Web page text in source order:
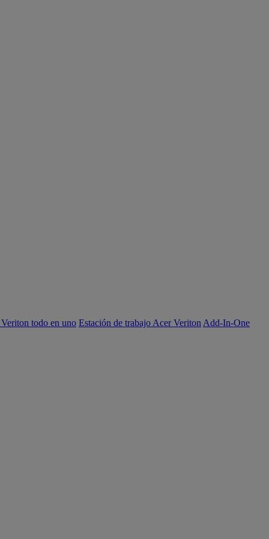
todo en uno Estación de trabajo Acer Veriton Add-In-One